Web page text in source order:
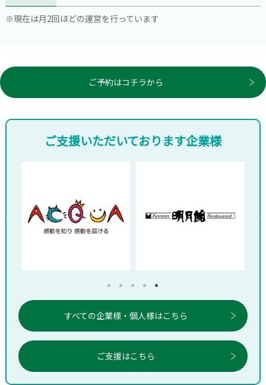
※現在は月2回ほどの運営を行っています
ご予約はコチラから
ご支援いただいております企業様
すべての企業様・個人様はこちら
ご支援はこちら